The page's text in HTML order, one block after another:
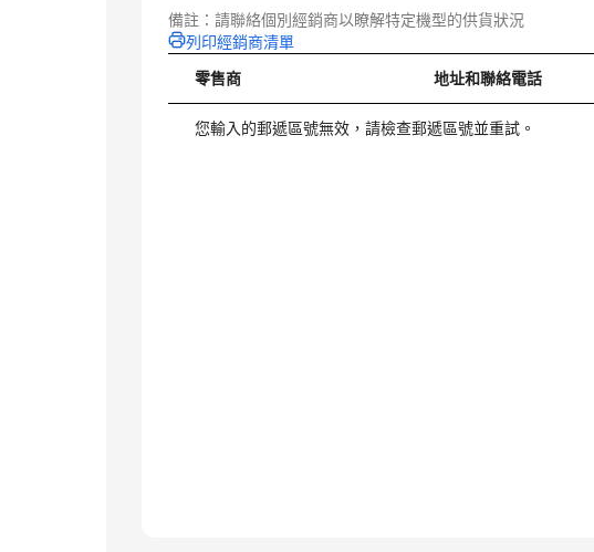
備註：請聯絡個別經銷商以瞭解特定機型的供貨狀況
列印經銷商清單
零售商 地址和聯絡電話
您輸入的郵遞區號無效，請檢查郵遞區號並重試。